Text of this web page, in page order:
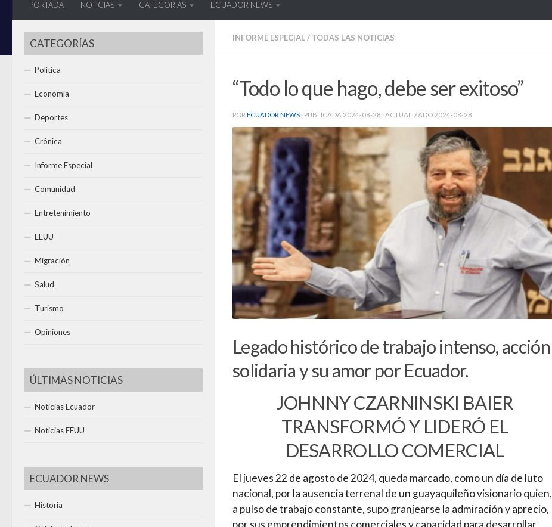
PORTADA NOTICIAS CATEGORIAS ECUADOR NEWS
INFORME ESPECIAL / TODAS LAS NOTICIAS
“Todo lo que hago, debe ser exitoso”
POR ECUADOR NEWS · PUBLICADA 2024-08-28 · ACTUALIZADO 2024-08-28
Legado histórico de trabajo intenso, acción
solidaria y su amor por Ecuador.
JOHNNY CZARNINSKI BAIER
TRANSFORMÓ Y LIDERÓ EL
DESARROLLO COMERCIAL
El jueves 22 de agosto de 2024, queda marcado, como un día de luto
nacional, por la ausencia terrenal de un guayaquileño visionario quien,
a pulso de trabajo constante, supo granjearse la admiración y aprecio,
por sus emprendimientos comerciales y capacidad para desarrollar
CATEGORÍAS
Política
Economía
Deportes
Crónica
Informe Especial
Comunidad
Entretenimiento
EEUU
Migración
Salud
Turismo
Opiniones
ÚLTIMAS NOTICIAS
Noticias Ecuador
Noticias EEUU
ECUADOR NEWS
Historia